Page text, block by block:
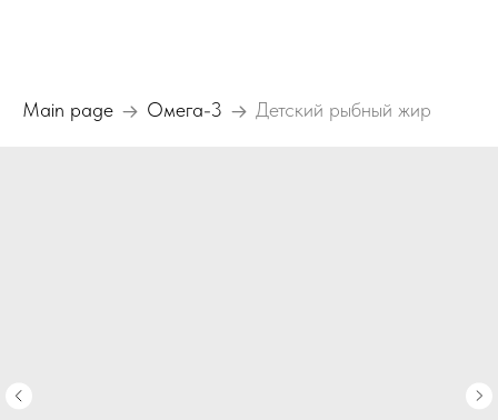
Main page Омега-3 Детский рыбный жир